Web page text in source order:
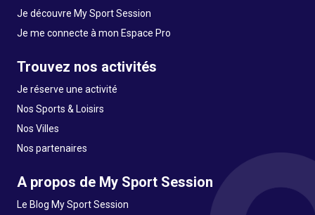
Je découvre My Sport Session
Je me connecte à mon Espace Pro
Trouvez nos activités
Je réserve une activité
Nos Sports & Loisirs
Nos Villes
Nos partenaires
A propos de My Sport Session
Le Blog My Sport Session